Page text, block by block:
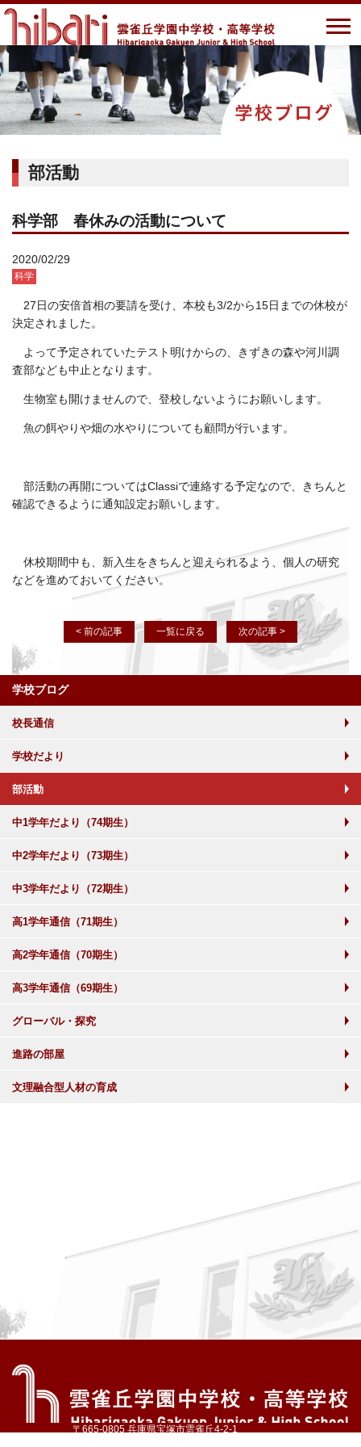
部活動
科学部 春休みの活動について
2020/02/29
科学
27日の安倍首相の要請を受け、本校も3/2から15日までの休校が
決定されました。
よって予定されていたテスト明けからの、きずきの森や河川調
査部なども中止となります。
生物室も開けませんので、登校しないようにお願いします。
魚の餌やりや畑の水やりについても顧問が行います。
部活動の再開についてはClassiで連絡する予定なので、きちんと
確認できるように通知設定お願いします。
休校期間中も、新入生をきちんと迎えられるよう、個人の研究
などを進めておいてください。
< 前の記事 一覧に戻る 次の記事 >
学校ブログ
校長通信
学校だより
部活動
中1学年だより（74期生）
中2学年だより（73期生）
中3学年だより（72期生）
高1学年通信（71期生）
高2学年通信（70期生）
高3学年通信（69期生）
グローバル・探究
進路の部屋
文理融合型人材の育成
〒665-0805 兵庫県宝塚市雲雀丘4-2-1